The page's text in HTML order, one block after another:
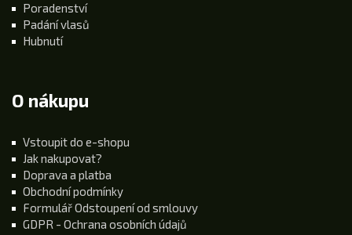
Poradenství
Padání vlasů
Hubnutí
O nákupu
Vstoupit do e-shopu
Jak nakupovat?
Doprava a platba
Obchodní podmínky
Formulář Odstoupení od smlouvy
GDPR - Ochrana osobních údajů